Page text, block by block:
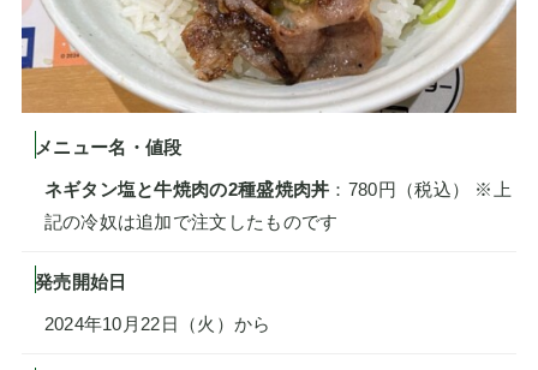
メニュー名・値段
ネギタン塩と牛焼肉の2種盛焼肉丼 ：780円（税込） ※上
記の冷奴は追加で注文したものです
発売開始日
2024年10月22日（火）から